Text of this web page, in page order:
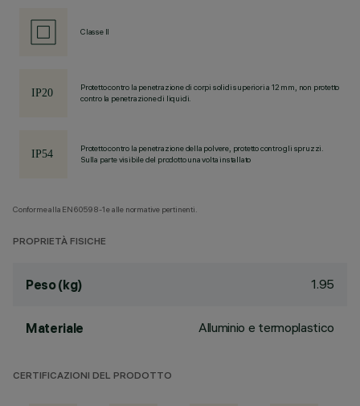
Classe II
Protetto contro la penetrazione di corpi solidi superiori a 12 mm, non protetto
contro la penetrazione di liquidi.
Protetto contro la penetrazione della polvere, protetto contro gli spruzzi.
Sulla parte visibile del prodotto una volta installato
Conforme alla EN60598-1 e alle normative pertinenti.
PROPRIETÀ FISICHE
Peso (kg) 1.95
Materiale Alluminio e termoplastico
CERTIFICAZIONI DEL PRODOTTO